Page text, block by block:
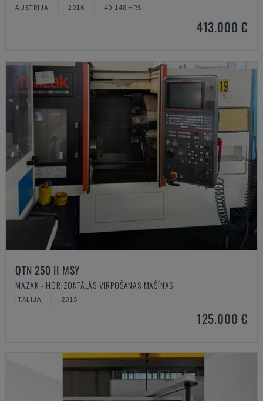
AUSTRIJA 2016 40.148 HRS
413.000 €
QTN 250 II MSY
MAZAK - HORIZONTĀLĀS VIRPOŠANAS MAŠĪNAS
ITĀLIJA 2015
125.000 €